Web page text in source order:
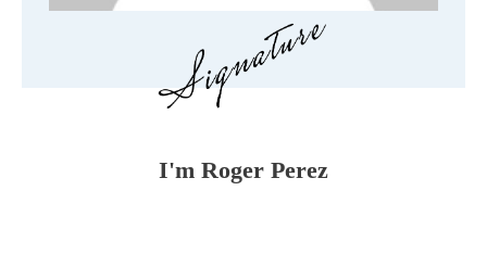
I'm Roger Perez